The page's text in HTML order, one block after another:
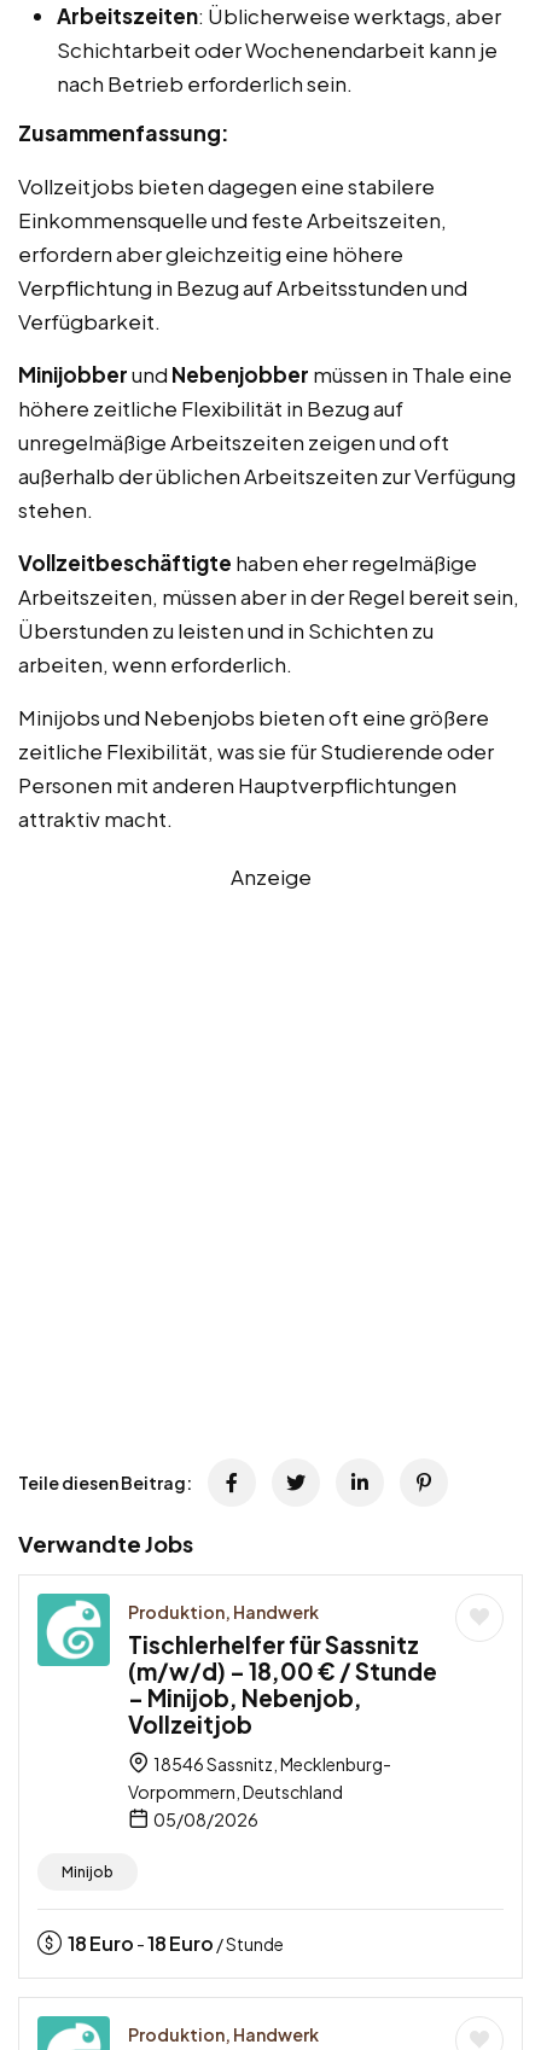
Arbeitszeiten: Üblicherweise werktags, aber
Schichtarbeit oder Wochenendarbeit kann je
nach Betrieb erforderlich sein.
Zusammenfassung:
Vollzeitjobs bieten dagegen eine stabilere
Einkommensquelle und feste Arbeitszeiten,
erfordern aber gleichzeitig eine höhere
Verpflichtung in Bezug auf Arbeitsstunden und
Verfügbarkeit.
Minijobberund Nebenjobber müssen in Thale eine
höhere zeitliche Flexibilität in Bezug auf
unregelmäßige Arbeitszeiten zeigen und oft
außerhalb der üblichen Arbeitszeiten zur Verfügung
stehen.
Vollzeitbeschäftigte haben eher regelmäßige
Arbeitszeiten, müssen aber in der Regel bereit sein,
Überstunden zu leisten und in Schichten zu
arbeiten, wenn erforderlich.
Minijobs und Nebenjobs bieten oft eine größere
zeitliche Flexibilität, was sie für Studierende oder
Personen mit anderen Hauptverpflichtungen
attraktiv macht.
Anzeige
Teile diesen Beitrag:
Verwandte Jobs
Produktion, Handwerk
Tischlerhelfer für Sassnitz
(m/w/d) – 18,00 € / Stunde
– Minijob, Nebenjob,
Vollzeitjob
18546 Sassnitz, Mecklenburg-
Vorpommern, Deutschland
05/08/2026
Minijob
18Euro -18Euro / Stunde
Produktion, Handwerk